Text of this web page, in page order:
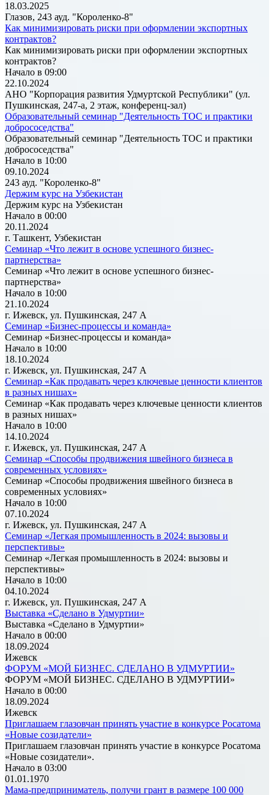
18.03.2025
Глазов, 243 ауд. "Короленко-8"
Как минимизировать риски при оформлении экспортных
контрактов?
Как минимизировать риски при оформлении экспортных
контрактов?
Начало в 09:00
22.10.2024
АНО "Корпорация развития Удмуртской Республики" (ул.
Пушкинская, 247-а, 2 этаж, конференц-зал)
Образовательный семинар "Деятельность ТОС и практики
добрососедства"
Образовательный семинар "Деятельность ТОС и практики
добрососедства"
Начало в 10:00
09.10.2024
243 ауд. "Короленко-8"
Держим курс на Узбекистан
Держим курс на Узбекистан
Начало в 00:00
20.11.2024
г. Ташкент, Узбекистан
Семинар «Что лежит в основе успешного бизнес-
партнерства»
Семинар «Что лежит в основе успешного бизнес-
партнерства»
Начало в 10:00
21.10.2024
г. Ижевск, ул. Пушкинская, 247 А
Семинар «Бизнес-процессы и команда»
Семинар «Бизнес-процессы и команда»
Начало в 10:00
18.10.2024
г. Ижевск, ул. Пушкинская, 247 А
Семинар «Как продавать через ключевые ценности клиентов
в разных нишах»
Семинар «Как продавать через ключевые ценности клиентов
в разных нишах»
Начало в 10:00
14.10.2024
г. Ижевск, ул. Пушкинская, 247 А
Семинар «Способы продвижения швейного бизнеса в
современных условиях»
Семинар «Способы продвижения швейного бизнеса в
современных условиях»
Начало в 10:00
07.10.2024
г. Ижевск, ул. Пушкинская, 247 А
Семинар «Легкая промышленность в 2024: вызовы и
перспективы»
Семинар «Легкая промышленность в 2024: вызовы и
перспективы»
Начало в 10:00
04.10.2024
г. Ижевск, ул. Пушкинская, 247 А
Выставка «Сделано в Удмуртии»
Выставка «Сделано в Удмуртии»
Начало в 00:00
18.09.2024
Ижевск
ФОРУМ «МОЙ БИЗНЕС. СДЕЛАНО В УДМУРТИИ»
ФОРУМ «МОЙ БИЗНЕС. СДЕЛАНО В УДМУРТИИ»
Начало в 00:00
18.09.2024
Ижевск
Приглашаем глазовчан принять участие в конкурсе Росатома
«Новые созидатели»
Приглашаем глазовчан принять участие в конкурсе Росатома
«Новые созидатели».
Начало в 03:00
01.01.1970
Мама-предприниматель, получи грант в размере 100 000